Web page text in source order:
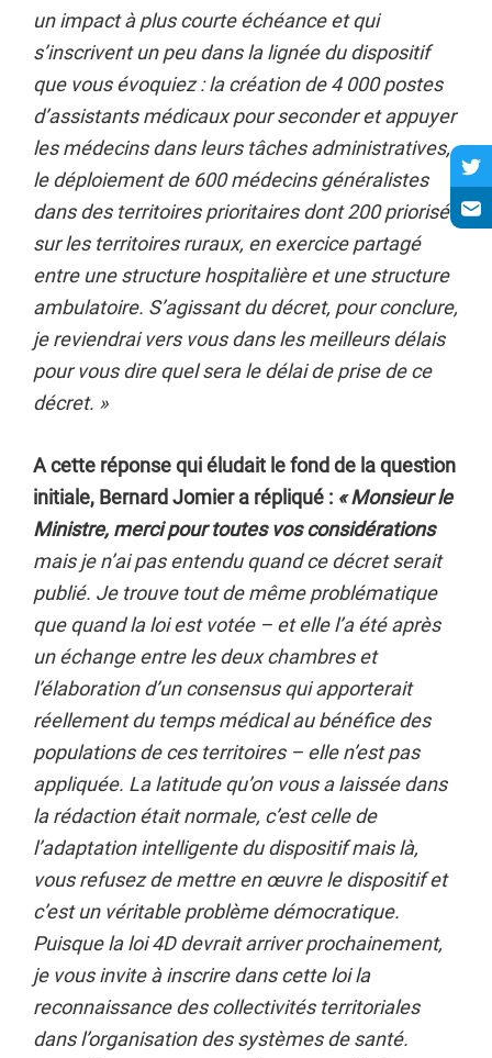
un impact à plus courte échéance et qui
s’inscrivent un peu dans la lignée du dispositif
que vous évoquiez : la création de 4 000 postes
d’assistants médicaux pour seconder et appuyer
les médecins dans leurs tâches administratives,
le déploiement de 600 médecins généralistes
dans des territoires prioritaires dont 200 priorisés
sur les territoires ruraux, en exercice partagé
entre une structure hospitalière et une structure
ambulatoire. S’agissant du décret, pour conclure,
je reviendrai vers vous dans les meilleurs délais
pour vous dire quel sera le délai de prise de ce
décret. »
A cette réponse qui éludait le fond de la question
initiale, Bernard Jomier a répliqué : « Monsieur le
Ministre, merci pour toutes vos considérations
mais je n’ai pas entendu quand ce décret serait
publié. Je trouve tout de même problématique
que quand la loi est votée – et elle l’a été après
un échange entre les deux chambres et
l’élaboration d’un consensus qui apporterait
réellement du temps médical au bénéfice des
populations de ces territoires – elle n’est pas
appliquée. La latitude qu’on vous a laissée dans
la rédaction était normale, c’est celle de
l’adaptation intelligente du dispositif mais là,
vous refusez de mettre en œuvre le dispositif et
c’est un véritable problème démocratique.
Puisque la loi 4D devrait arriver prochainement,
je vous invite à inscrire dans cette loi la
reconnaissance des collectivités territoriales
dans l’organisation des systèmes de santé.